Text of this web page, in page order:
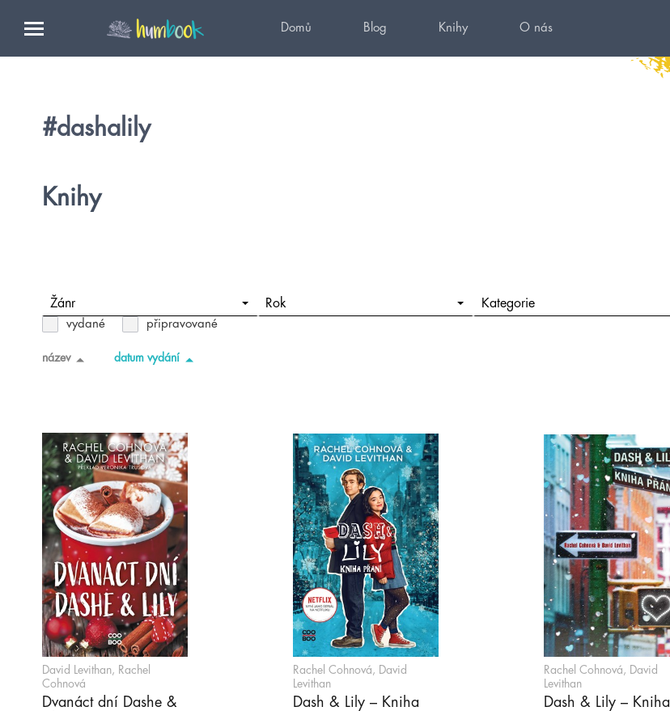
Domů Blog Knihy O nás
#dashalily
Knihy
Žánr Rok Kategorie
vydané připravované
název datum vydání
David Levithan, Rachel
Cohnová
Dvanáct dní Dashe &
Rachel Cohnová, David
Levithan
Dash & Lily – Kniha
Rachel Cohnová, David
Levithan
Dash & Lily – Kniha